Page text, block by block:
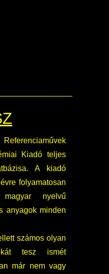
Kiadó teljes
A kiadó
folyamatosan
nyelvű
anyagok minden
számos olyan
tesz ismét
már nem vagy